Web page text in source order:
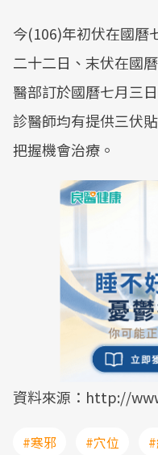
今(106)年初伏在國曆
二十二日、末伏在國
醫部訂於國曆七月三
診醫師均有提供三伏
把握機會治療。
資料來源：http://
#寒邪 #穴位